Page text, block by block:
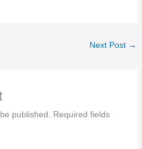
Next Post →
published. Required fields